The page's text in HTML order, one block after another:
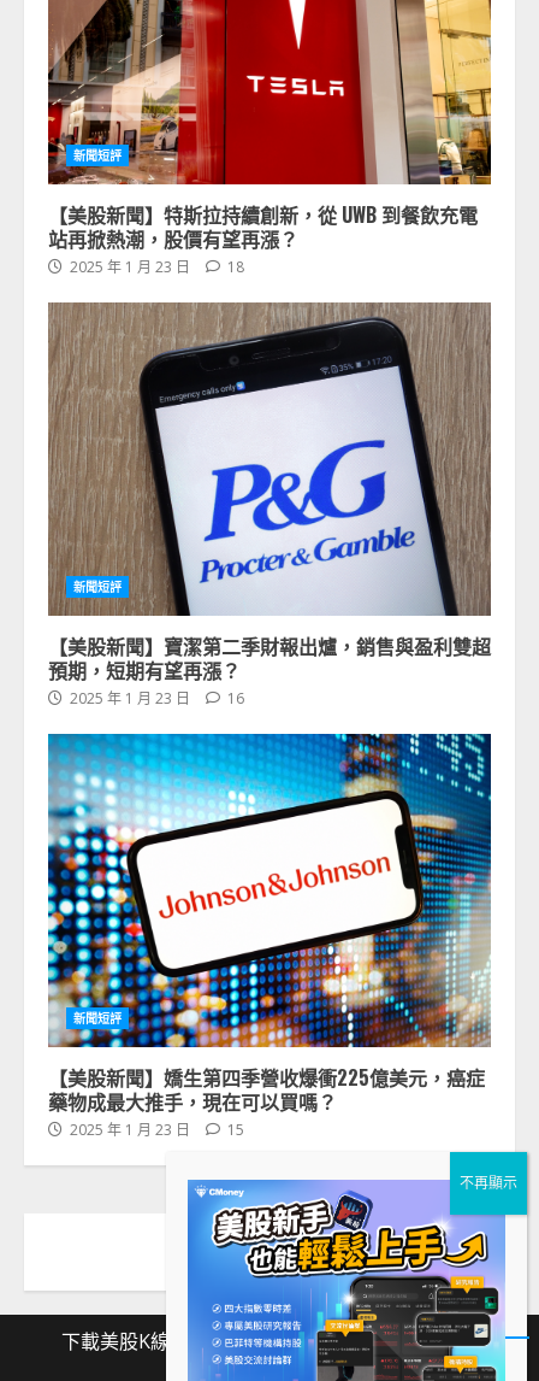
新聞短評
【美股新聞】特斯拉持續創新，從 UWB 到餐飲充電
站再掀熱潮，股價有望再漲？
2025 年 1 月 23 日 18
新聞短評
【美股新聞】寶潔第二季財報出爐，銷售與盈利雙超
預期，短期有望再漲？
2025 年 1 月 23 日 16
新聞短評
【美股新聞】嬌生第四季營收爆衝225億美元，癌症
藥物成最大推手，現在可以買嗎？
2025 年 1 月 23 日 15
下載美股K線 Facebook Instagram Twitter